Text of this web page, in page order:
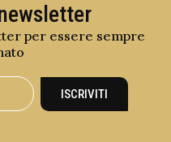
per essere sempre
ISCRIVITI